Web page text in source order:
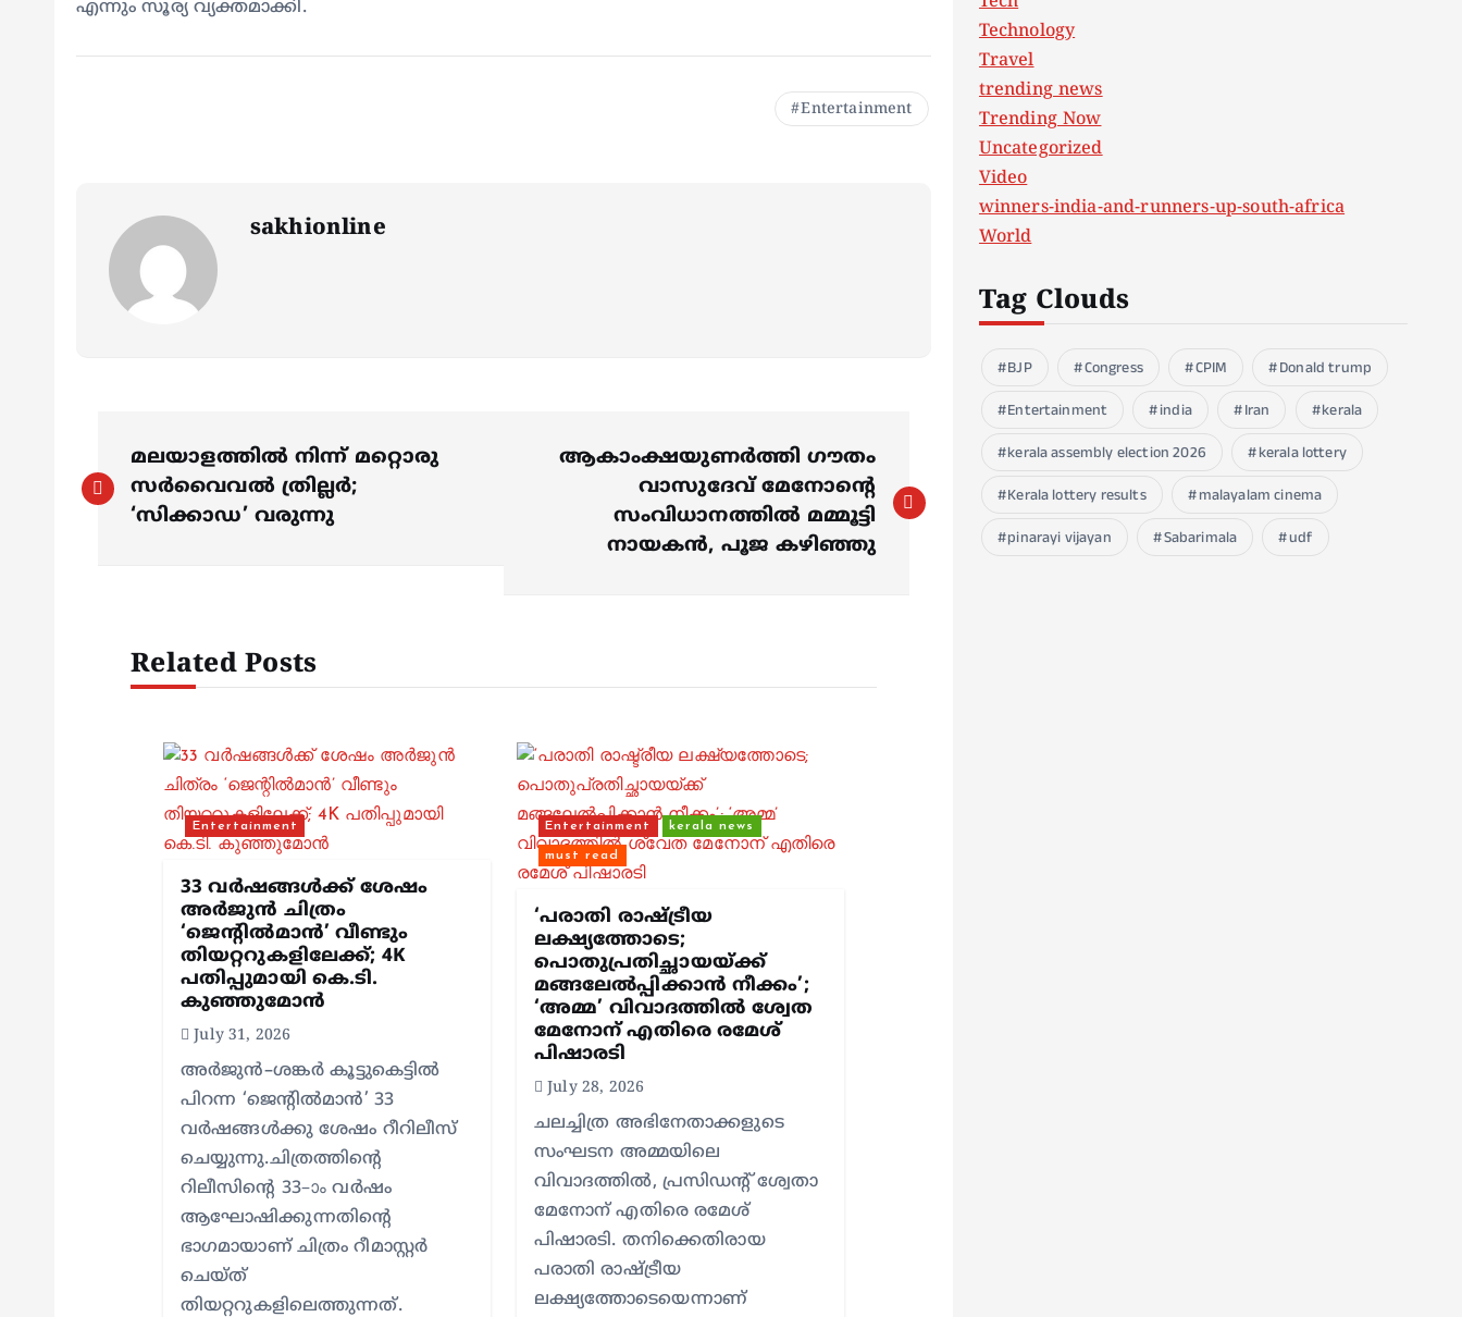
എന്നും സൂര്യ വ്യക്തമാക്കി.
Entertainment
sakhionline
o
മലയാളത്തില്‍ നിന്ന് മറ്റൊരു
സര്‍വൈവല്‍ ത്രില്ലര്‍;
‘സിക്കാഡ’ വരുന്നു
ആകാംക്ഷയുണര്‍ത്തി ഗൗതം
വാസുദേവ് മേനോന്റെ
സംവിധാനത്തില്‍ മമ്മൂട്ടി
നായകൻ, പൂജ കഴിഞ്ഞു
Related Posts
Entertainment
33 വർഷങ്ങൾക്ക് ശേഷം
അർജുൻ ചിത്രം
‘ജെന്റിൽമാൻ’ വീണ്ടും
തിയറ്ററുകളിലേക്ക്; 4K
പതിപ്പുമായി കെ.ടി.
കുഞ്ഞുമോൻ
July 31, 2026
അർജുൻ–ശങ്കർ കൂട്ടുകെട്ടിൽ
പിറന്ന ‘ജെന്റിൽമാൻ’ 33
വർഷങ്ങൾക്കു ശേഷം റീറിലീസ്
ചെയ്യുന്നു.ചിത്രത്തിന്റെ
റിലീസിന്റെ 33–ാം വർഷം
ആഘോഷിക്കുന്നതിന്റെ
ഭാഗമായാണ് ചിത്രം റീമാസ്റ്റർ
ചെയ്ത്
തിയറ്ററുകളിലെത്തുന്നത്.
Entertainment kerala news
must read
‘പരാതി രാഷ്ട്രീയ
ലക്ഷ്യത്തോടെ;
പൊതുപ്രതിച്ഛായയ്ക്ക്
മങ്ങലേല്‍പ്പിക്കാന്‍ നീക്കം’;
‘അമ്മ’ വിവാദത്തില്‍ ശ്വേത
മേനോന് എതിരെ രമേശ്
പിഷാരടി
July 28, 2026
ചലച്ചിത്ര അഭിനേതാക്കളുടെ
സംഘടന അമ്മയിലെ
വിവാദത്തില്‍, പ്രസിഡന്റ് ശ്വേതാ
മേനോന് എതിരെ രമേശ്
പിഷാരടി. തനിക്കെതിരായ
പരാതി രാഷ്ട്രീയ
ലക്ഷ്യത്തോടെയെന്നാണ്
Technology
Travel
trending news
Trending Now
Uncategorized
Video
winners-india-and-runners-up-south-africa
World
Tag Clouds
BJP Congress CPIM
Donald trump
Entertainment
india Iran
kerala
kerala assembly election 2026
kerala lottery
Kerala lottery results
malayalam cinema
pinarayi vijayan
Sabarimala udf